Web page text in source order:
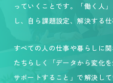
っていくことです。「働く人
し、自ら課題設定、解決する
すべての人の仕事や暮らしに
たちらしく「データから変化
サポートすること」で解決して